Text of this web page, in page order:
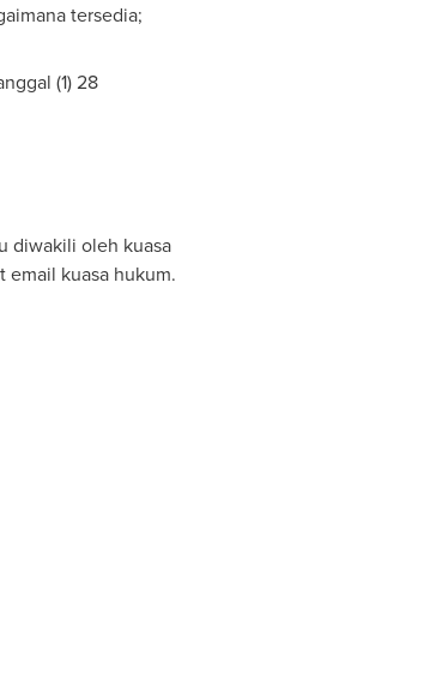
tersedia;
(1)28
diwakili oleh kuasa
email kuasa hukum.